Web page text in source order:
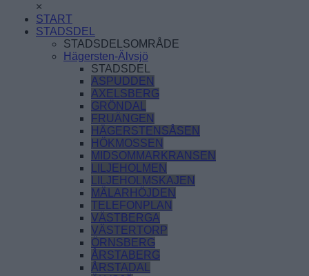
×
START
STADSDEL
STADSDELSOMRÅDE
Hägersten-Älvsjö
STADSDEL
ASPUDDEN
AXELSBERG
GRÖNDAL
FRUÄNGEN
HÄGERSTENSÅSEN
HÖKMOSSEN
MIDSOMMARKRANSEN
LILJEHOLMEN
LILJEHOLMSKAJEN
MÄLARHÖJDEN
TELEFONPLAN
VÄSTBERGA
VÄSTERTORP
ÖRNSBERG
ÅRSTABERG
ÅRSTADAL